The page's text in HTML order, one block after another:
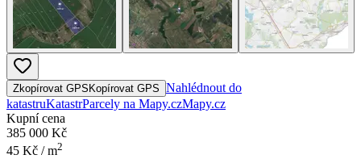
Zkopírovat GPS Kopírovat GPS Nahlédnout do
katastruKatastrParcely na Mapy.czMapy.cz
Kupní cena
385 000 Kč
45 Kč / m2